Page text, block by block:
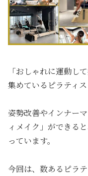
「おしゃれに運動し
集めているピラティス
姿勢改善やインナー
ィメイク」ができる
っています。
今回は、数あるピラ